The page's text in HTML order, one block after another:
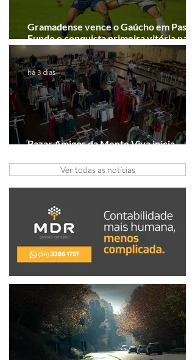
Gramadense vence o Gaúcho em Passo
Fundo e conquista primeira vitória na
Série A2
Bazar Amigos da Mente Viva inicia
há 3 dias
Ver todas as notícias